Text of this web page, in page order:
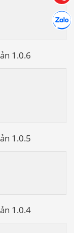
1.0.6
1.0.5
1.0.4
Chát